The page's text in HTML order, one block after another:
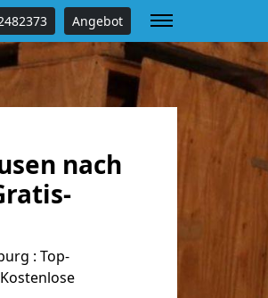
Angebot
nach
: Top-